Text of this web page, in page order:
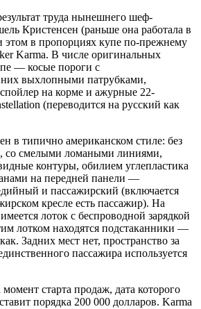
труда нынешнего шеф-
Кристенсен (раньше она работала в
этом в пропорциях купе по-прежнему
Karma. В числе оригинальных
— косые пороги с
выхлопными патрубками,
на корме и ажурные 22-
(переводится на русский как
в типично американском стиле: без
со смелыми ломаными линиями,
контуры, обилием углепластика
на передней панели —
и пассажирский (включается
кресле есть пассажир). На
лоток с беспроводной зарядкой
лотком находятся подстаканники —
Задних мест нет, пространство за
пассажира используется
старта продаж, дата которого
порядка 200 000 долларов. Karma